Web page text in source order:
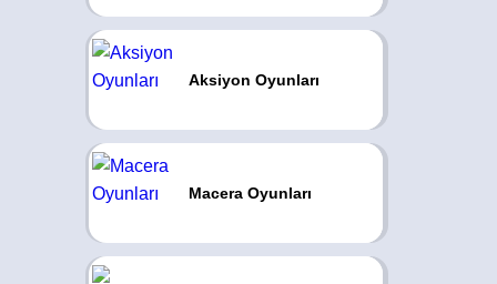
Aksiyon Oyunları
Macera Oyunları